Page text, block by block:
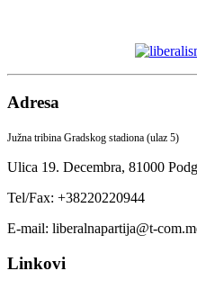
Adresa
Južna tribina Gradskog stadiona (ulaz 5)
Ulica 19. Decembra, 81000
Tel/Fax: +38220220944
E-mail: liberalnapartija@t-
Linkovi